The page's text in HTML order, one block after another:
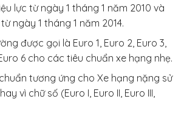
lực từ ngày 1 tháng 1 năm 2010 và
ngày 1 tháng 1 năm 2014.
được gọi là Euro 1, Euro 2, Euro 3,
6 cho các tiêu chuẩn xe hạng nhẹ.
tương ứng cho Xe hạng nặng sử
vì chữ số (Euro I, Euro II, Euro III,